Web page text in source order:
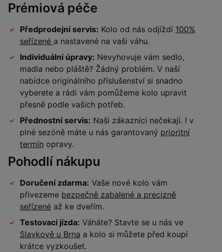
Prémiová péče
Předprodejní servis: Kolo od nás odjíždí 100%
seřízené a nastavené na vaši váhu.
Individuální úpravy: Nevyhovuje vám sedlo,
madla nebo pláště? Žádný problém. V naší
nabídce originálního příslušenství si snadno
vyberete a rádi vám pomůžeme kolo upravit
přesně podle vašich potřeb.
Přednostní servis: Naši zákazníci nečekají. I v
plné sezóně máte u nás garantovaný prioritní
termín opravy.
Pohodlí nákupu
Doručení zdarma: Vaše nové kolo vám
přivezeme bezpečně zabalené a precizně
seřízené až ke dveřím.
Testovací jízda: Váháte? Stavte se u nás ve
Slavkově u Brna a kolo si můžete před koupí
krátce vyzkoušet.